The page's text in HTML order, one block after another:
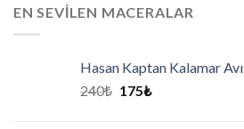
EN SEVILEN MACERALAR
Hasan Kaptan Kalamar Avı
240₺ 175₺